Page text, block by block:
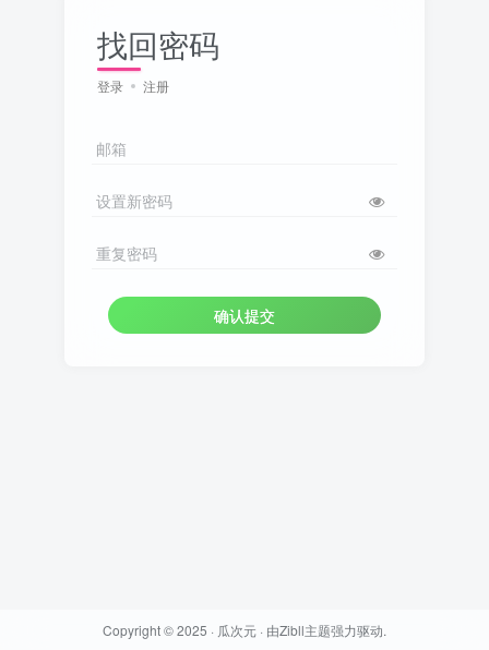
找回密码
登录 注册
邮箱
设置新密码
重复密码
确认提交
Copyright © 2025 · 瓜次元 · 由Zibll主题强力驱动.